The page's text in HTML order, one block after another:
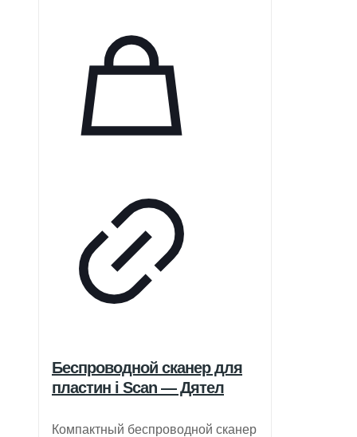
обеспечивая свежий воздух в
любых условиях — дома или на
работе. Нейтрализуя свободные
радикалы и ускоряя клеточный
обмен, отрицательные ионы
способствуют вашему
Беспроводной сканер для
пластин i Scan — Дятел
Компактный беспроводной сканер